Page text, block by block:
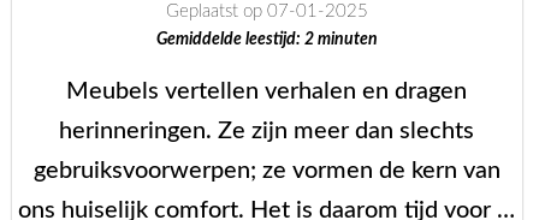
Geplaatst op 07-01-2025
Gemiddelde leestijd: 2 minuten
Meubels vertellen verhalen en dragen
herinneringen. Ze zijn meer dan slechts
gebruiksvoorwerpen; ze vormen de kern van
ons huiselijk comfort. Het is daarom tijd voor …